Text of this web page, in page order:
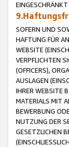
SOFERN UND
HAFTUNG FÜR
WEBSITE
VERPFLICHTEN
(OFFICERS),
AUSLAGEN
IHRER WEBSITE
MATERIALS MIT
BEWERBUNG
NUTZUNG DER
GESETZLICHEN